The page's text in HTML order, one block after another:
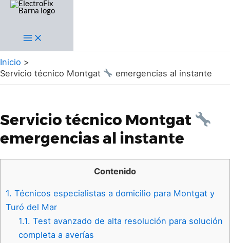
Main
Menu
Inicio
Servicio técnico Montgat
emergencias al instante
Servicio técnico Montgat
emergencias al instante
Contenido
1. Técnicos especialistas a domicilio para Montgat y
Turó del Mar
1.1. Test avanzado de alta resolución para solución
completa a averías